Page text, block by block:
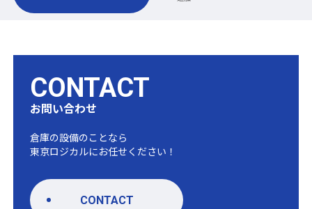
CONTACT
お問い合わせ
倉庫の設備のことなら
東京ロジカルにお任せください！
CONTACT